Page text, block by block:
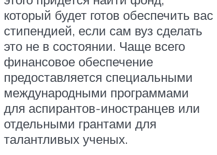
который будет готов обеспечить вас
стипендией, если сам вуз сделать
это не в состоянии. Чаще всего
финансовое обеспечение
предоставляется специальными
международными программами
для аспирантов-иностранцев или
отдельными грантами для
талантливых ученых.